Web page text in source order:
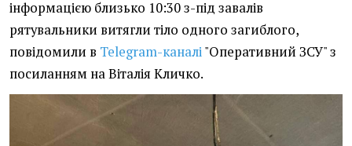
інформацією близько 10:30 з-під завалів
рятувальники витягли тіло одного загиблого,
повідомили в Telegram-каналі"Оперативний ЗСУ" з
посиланням на Віталія Кличко.